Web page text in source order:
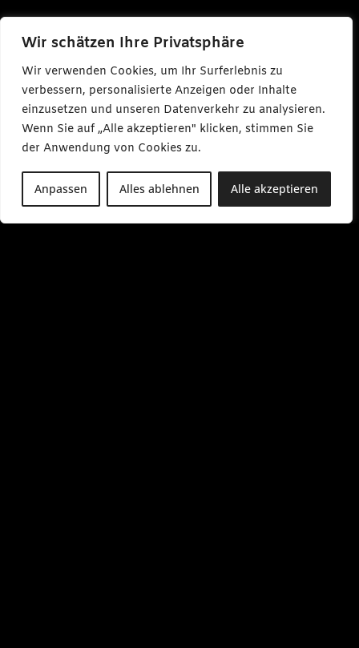
Wir schätzen Ihre Privatsphäre
Wir verwenden Cookies, um Ihr Surferlebnis zu
verbessern, personalisierte Anzeigen oder Inhalte
einzusetzen und unseren Datenverkehr zu analysieren.
Wenn Sie auf „Alle akzeptieren" klicken, stimmen Sie
der Anwendung von Cookies zu.
Anpassen Alles ablehnen Alle akzeptieren